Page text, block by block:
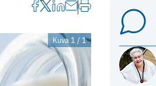
Kuva 1 / 1